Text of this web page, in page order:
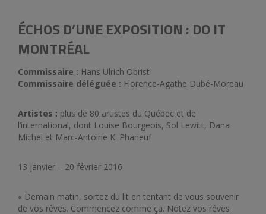
ÉCHOS D’UNE EXPOSITION : DO IT
MONTRÉAL
Commissaire : Hans Ulrich Obrist
Commissaire déléguée : Florence-Agathe Dubé-Moreau
Artistes : plus de 80 artistes du Québec et de
l’international, dont Louise Bourgeois, Sol Lewitt, Dana
Michel et Marc-Antoine K. Phaneuf
13 janvier – 20 février 2016
« Demain matin, sortez du lit en tentant de vous souvenir
de vos rêves. Commencez comme ça. Notez vos rêves